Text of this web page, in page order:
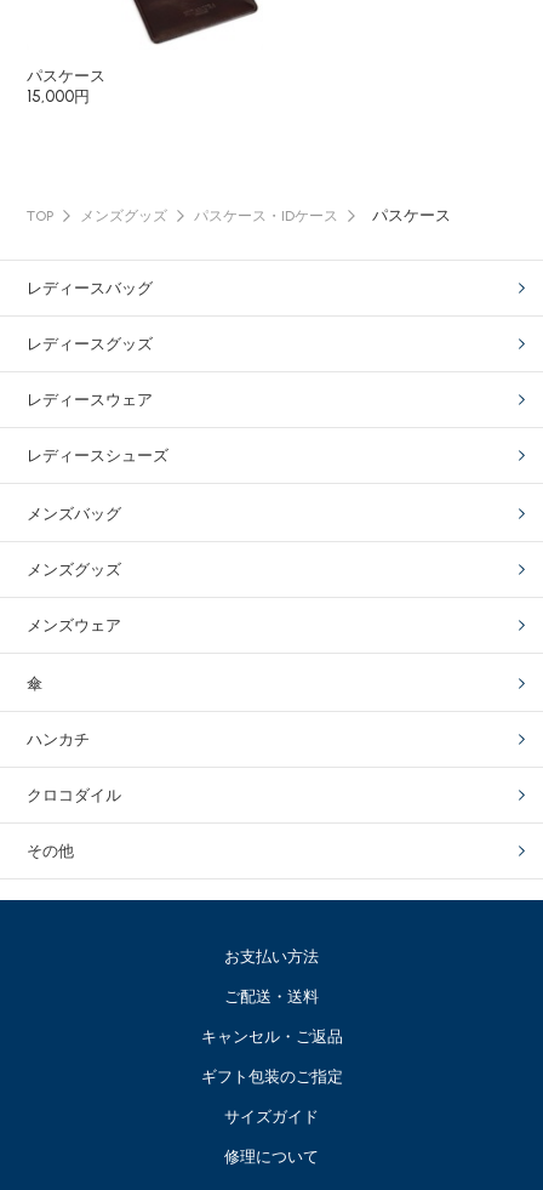
パスケース
15,000円
TOP メンズグッズ パスケース・IDケース パスケース
レディースバッグ
レディースグッズ
レディースウェア
レディースシューズ
メンズバッグ
メンズグッズ
メンズウェア
傘
ハンカチ
クロコダイル
その他
お支払い方法
ご配送・送料
キャンセル・ご返品
ギフト包装のご指定
サイズガイド
修理について